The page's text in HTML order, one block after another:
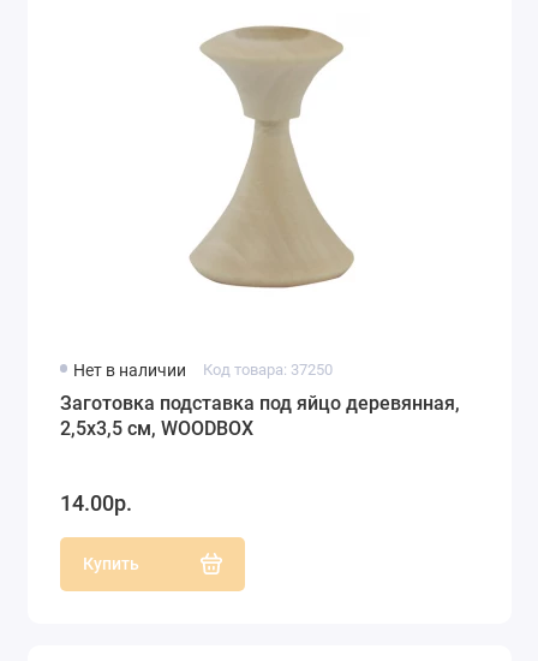
Нет в наличии Код товара: 37250
Заготовка подставка под яйцо деревянная,
2,5х3,5 см, WOODBOX
14.00р.
Купить